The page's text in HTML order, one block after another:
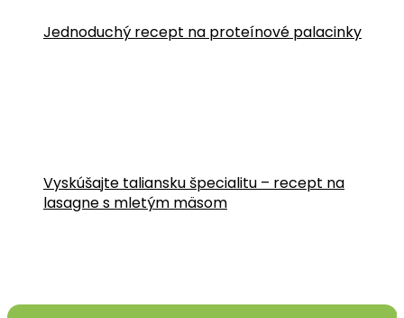
Jednoduchý recept na proteínové palacinky
Vyskúšajte taliansku špecialitu – recept na
lasagne s mletým mäsom